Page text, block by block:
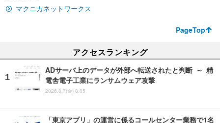
マクニカネットワークス
PageTop
アクセスランキング
ADサーバ上のデータが外部へ転送されたと判断 ～ 精
電舎電子工業にランサムウェア攻撃
2026.8.7(金) 8:05
「東京アプリ」の運営に係るコールセンター業務で1名